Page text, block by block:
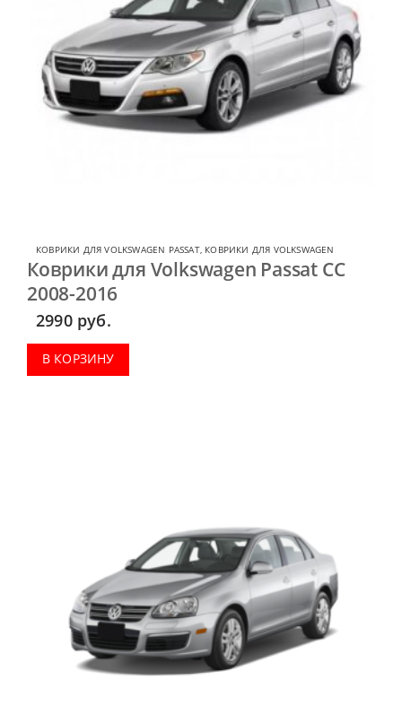
КОВРИКИ ДЛЯ VOLKSWAGEN PASSAT, КОВРИКИ ДЛЯ VOLKSWAGEN
Коврики для Volkswagen Passat CC
2008-2016
2990 руб.
В КОРЗИНУ